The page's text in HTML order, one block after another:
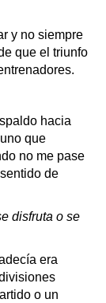
y no siempre
que el triunfo
hacia
que
no me pase
de
disfruta o se
era
o un